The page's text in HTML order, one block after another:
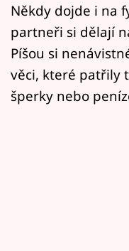
Mámy sobě
Přihlášení
Někdy dojde i na
partneři si dělají
Píšou si
věci, které patřily
šperky nebo